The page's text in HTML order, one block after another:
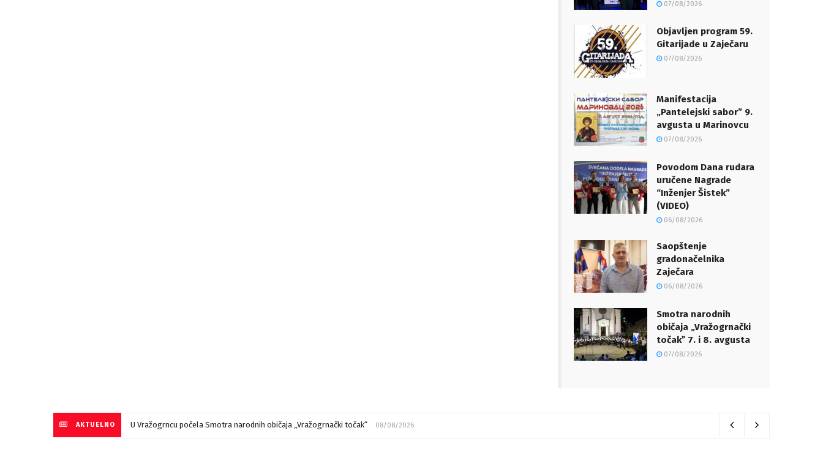
07/08/2026
Objavljen program 59.
Gitarijade u Zaječaru
07/08/2026
Manifestacija
„Pantelejski sabor” 9.
avgusta u Marinovcu
07/08/2026
Povodom Dana rudara
uručene Nagrade
“Inženjer Šistek”
(VIDEO)
06/08/2026
Saopštenje
gradonačelnika
Zaječara
06/08/2026
Smotra narodnih
običaja „Vražogrnački
točakˮ 7. i 8. avgusta
07/08/2026
AKTUELNO U Vražogrncu počela Smotra narodnih običaja „Vražogrnački točak“ 08/08/2026